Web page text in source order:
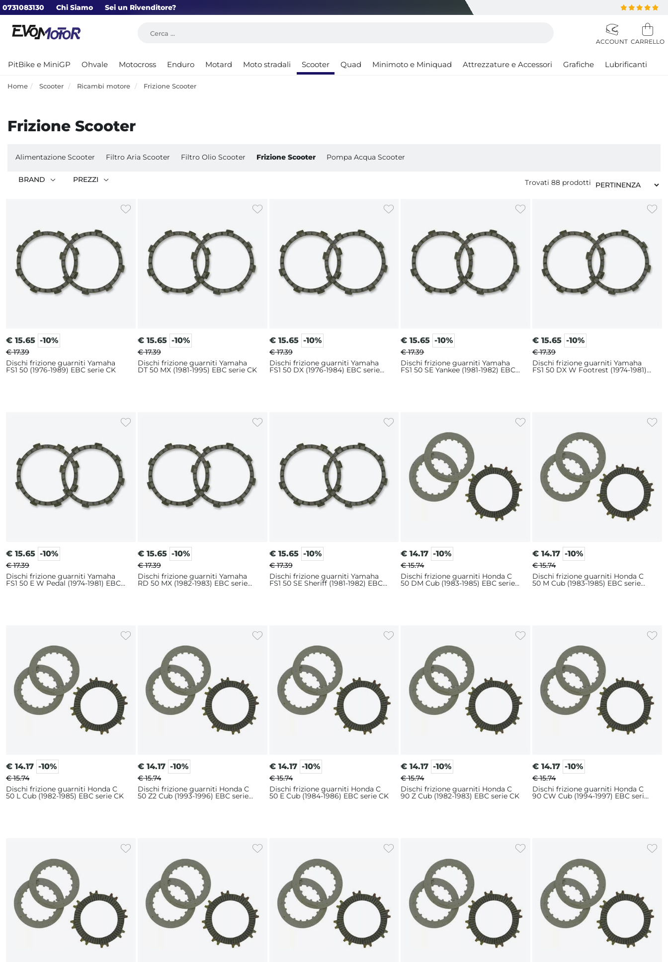
0731083130 Chi Siamo Sei un Rivenditore?
PitBike e MiniGP Ohvale Motocross Enduro Motard Moto stradali Scooter Quad Minimoto e Miniquad Attrezzature e Accessori Grafiche Lubrificanti
Home Scooter Ricambi motore Frizione Scooter
Frizione Scooter
Alimentazione Scooter Filtro Aria Scooter Filtro Olio Scooter Frizione Scooter Pompa Acqua Scooter
BRAND PREZZI Trovati 88 prodotti
€ 15.65 -10%
€ 17.39
Dischi frizione guarniti Yamaha
FS1 50 (1976-1989) EBC serie CK
€ 15.65 -10%
€ 17.39
Dischi frizione guarniti Yamaha
DT 50 MX (1981-1995) EBC serie CK
€ 15.65 -10%
€ 17.39
Dischi frizione guarniti Yamaha
FS1 50 DX (1976-1984) EBC serie
€ 15.65 -10%
€ 17.39
Dischi frizione guarniti Yamaha
FS1 50 SE Yankee (1981-1982) EBC
serie CK
€ 15.65 -10%
€ 17.39
Dischi frizione guarniti Yamaha
FS1 50 DX W Footrest (1974-1981)
EBC serie CK
€ 15.65 -10%
€ 17.39
Dischi frizione guarniti Yamaha
FS1 50 E W Pedal (1974-1981) EBC
serie CK
€ 15.65 -10%
€ 17.39
Dischi frizione guarniti Yamaha
RD 50 MX (1982-1983) EBC serie
€ 15.65 -10%
€ 17.39
Dischi frizione guarniti Yamaha
FS1 50 SE Sheriff (1981-1982) EBC
serie CK
€ 14.17 -10%
€ 15.74
Dischi frizione guarniti Honda C
50 DM Cub (1983-1985) EBC serie
€ 14.17 -10%
€ 15.74
Dischi frizione guarniti Honda C
50 M Cub (1983-1985) EBC serie
€ 14.17 -10%
€ 15.74
Dischi frizione guarniti Honda C
50 L Cub (1982-1985) EBC serie CK
€ 14.17 -10%
€ 15.74
Dischi frizione guarniti Honda C
50 Z2 Cub (1993-1996) EBC serie
€ 14.17 -10%
€ 15.74
Dischi frizione guarniti Honda C
50 E Cub (1984-1986) EBC serie CK
€ 14.17 -10%
€ 15.74
Dischi frizione guarniti Honda C
90 Z Cub (1982-1983) EBC serie CK
€ 14.17 -10%
€ 15.74
Dischi frizione guarniti Honda C
90 CW Cub (1994-1997) EBC serie